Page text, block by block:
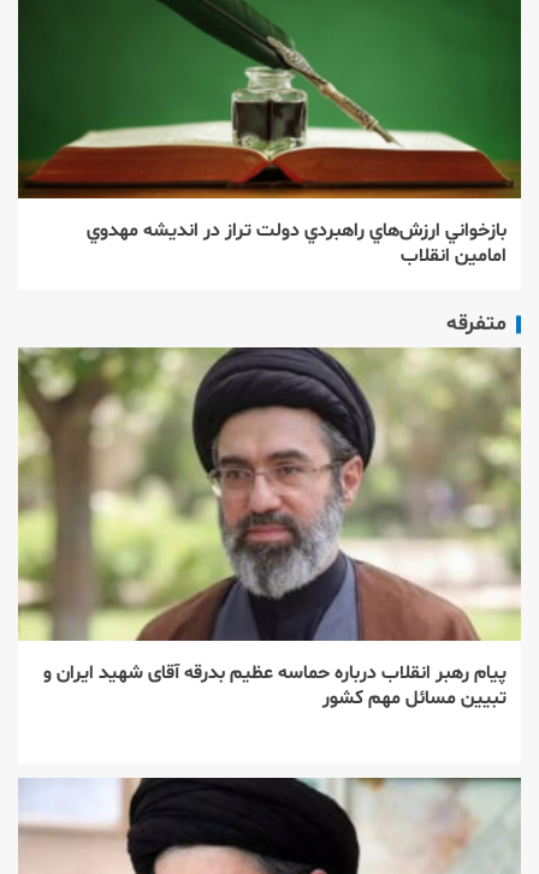
بازخواني ارزش‌هاي راهبردي دولت تراز در انديشه مهدوي
امامين انقلاب
متفرقه
پیام رهبر انقلاب درباره حماسه عظیم بدرقه آقای شهید ایران و
تبیین مسائل مهم کشور